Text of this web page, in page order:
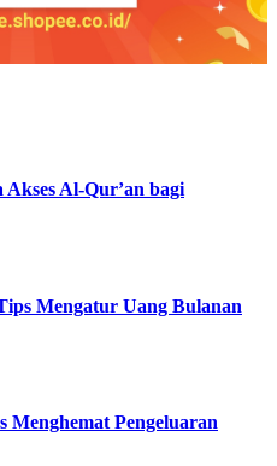
Al-Qur’an bagi
Mengatur Uang Bulanan
Menghemat Pengeluaran